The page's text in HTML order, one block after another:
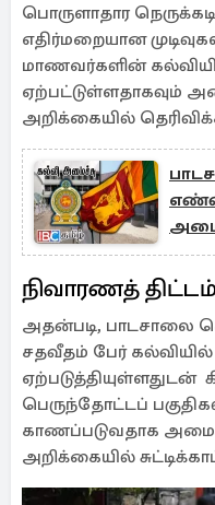
பொருளாதார
எதிர்மறையான
மாணவர்களின்
ஏற்பட்டுள்ளதாகவும்
அறிக்கையில்
நிவாரணத்
அதன்படி, பாடசாலை
சதவீதம் பேர்
ஏற்படுத்தியுள்ளதுடன்
பெருந்தோட்டப்
காணப்படுவதாக
அறிக்கையில்